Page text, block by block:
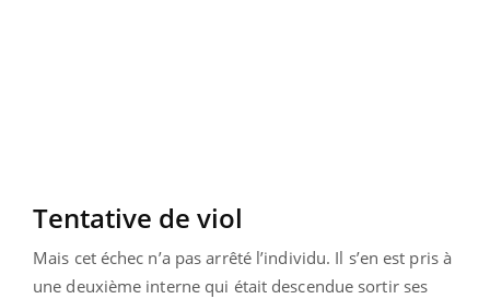
Tentative de viol
Mais cet échec n’a pas arrêté l’individu. Il s’en est pris à
une deuxième interne qui était descendue sortir ses